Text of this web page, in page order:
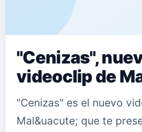
"Cenizas",
videoclip de
"Cenizas" es el nuevo
Mal&uacute; que te